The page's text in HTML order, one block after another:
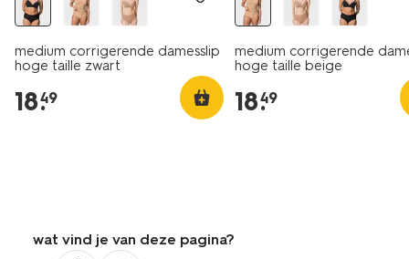
medium corrigerende damesslip
hoge taille zwart
18.
49
medium corrigerende
hoge taille beige
18.
49
wat vind je van deze pagina?